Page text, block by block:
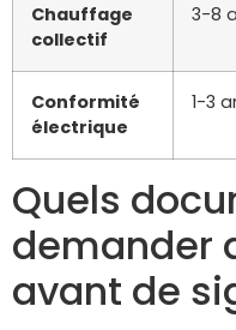
Chauffage
collectif
3-8
Conformité
électrique
1-3
Quels
demander
avant de